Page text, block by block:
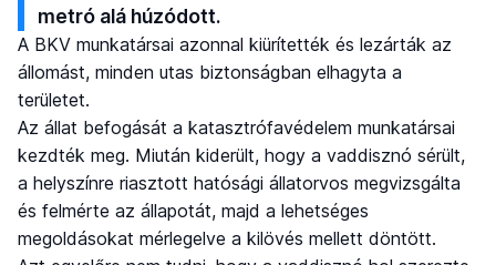
metró alá húzódott.
A BKV munkatársai azonnal kiürítették és lezárták az
állomást, minden utas biztonságban elhagyta a
területet.
Az állat befogását a katasztrófavédelem munkatársai
kezdték meg. Miután kiderült, hogy a vaddisznó sérült,
a helyszínre riasztott hatósági állatorvos megvizsgálta
és felmérte az állapotát, majd a lehetséges
megoldásokat mérlegelve a kilövés mellett döntött.